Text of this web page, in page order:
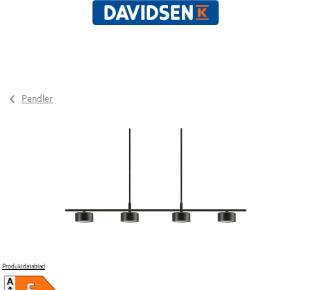
Pendler
Produktdatablad